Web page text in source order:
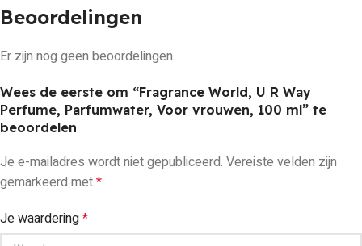
Beoordelingen
Er zijn nog geen beoordelingen.
Wees de eerste om “Fragrance World, U R Way
Perfume, Parfumwater, Voor vrouwen, 100 ml” te
beoordelen
Je e-mailadres wordt niet gepubliceerd. Vereiste velden zijn
gemarkeerd met*
Je waardering*